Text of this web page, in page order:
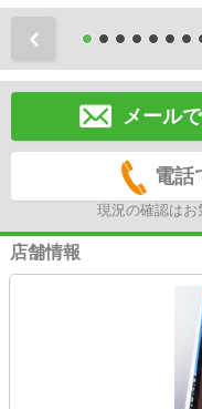
メール
電話
現況の確認はお
店舗情報